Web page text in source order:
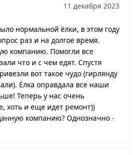
11 декабря 2023
нормальной ёлки, в этом году
раз и на долгое время.
компанию. Помогли все
что и с чем едят. Спустя
вот такое чудо (гирлянду
Ёлка оправдала все наши
Теперь у нас очень
хоть и еще идет ремонт))
компанию? Однозначно -